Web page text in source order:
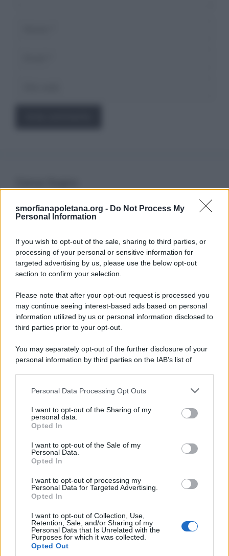
smorfianapoletana.org - Do Not Process My
Personal Information
If you wish to opt-out of the sale, sharing to third parties, or
processing of your personal or sensitive information for
targeted advertising by us, please use the below opt-out
section to confirm your selection.
Please note that after your opt-out request is processed you
may continue seeing interest-based ads based on personal
information utilized by us or personal information disclosed to
third parties prior to your opt-out.
You may separately opt-out of the further disclosure of your
personal information by third parties on the IAB’s list of
This information may also be disclosed by us to third parties
disclose it to other third parties.
Please note that this website/app uses one or more Google
services and may gather and store information including but
not limited to your visit or usage behaviour. You may click to
grant or deny consent to Google and its third-party tags to
consent section.
Personal Data Processing Opt Outs
I want to opt-out of the Sharing of my
personal data.
Opted In
I want to opt-out of the Sale of my
Personal Data.
Opted In
I want to opt-out of processing my
Personal Data for Targeted Advertising.
Opted In
I want to opt-out of Collection, Use,
Retention, Sale, and/or Sharing of my
Personal Data that Is Unrelated with the
Purposes for which it was collected.
Opted Out
Ricerca
LEGGI GRATIS IL NOSTRO EBOOK
Categorie
Dizionario dei Sogni – B
Dizionario dei Sogni – C
Dizionario dei Sogni – D
Dizionario dei Sogni – E
Dizionario dei Sogni – F
Dizionario dei Sogni – G
Dizionario dei Sogni – I
Dizionario dei Sogni – J
Dizionario dei Sogni – L
Dizionario dei Sogni – M